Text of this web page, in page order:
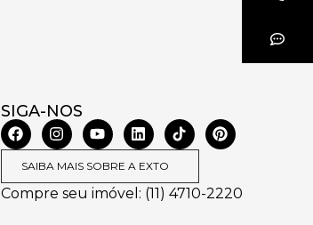
SIGA-NOS
SAIBA MAIS SOBRE A EXTO
Compre seu imóvel: (11) 4710-2220